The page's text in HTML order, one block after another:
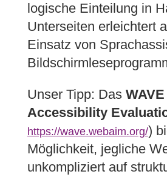
logische Einteilung in
Unterseiten erleichtert
Einsatz von
Unser Tipp: Das
Accessibility
https://wave.webaim.org/)
Möglichkeit, jegliche
unkompliziert auf